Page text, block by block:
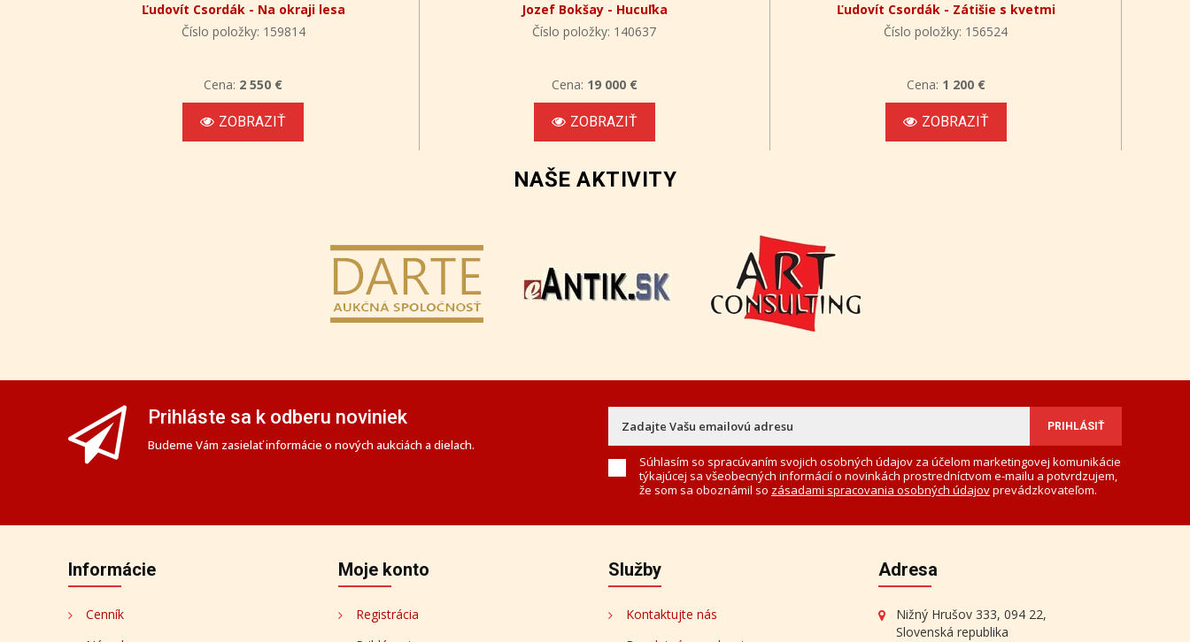
Ľudovít Csordák - Na okraji lesa
Číslo položky: 159814
Cena: 2 550 €
ZOBRAZIŤ
Jozef Bokšay - Hucuľka
Číslo položky: 140637
Cena: 19 000 €
ZOBRAZIŤ
Ľudovít Csordák - Zátišie s kvetmi
Číslo položky: 156524
Cena: 1 200 €
ZOBRAZIŤ
NAŠE AKTIVITY
Prihláste sa k odberu noviniek
Budeme Vám zasielať informácie o nových aukciách a dielach.
Súhlasím so spracúvaním svojich osobných údajov za účelom marketingovej komunikácie
týkajúcej sa všeobecných informácií o novinkách prostredníctvom e-mailu a potvrdzujem,
že som sa oboznámil so zásadami spracovania osobných údajovprevádzkovateľom.
Informácie
Cenník
Moje konto
Registrácia
Služby
Kontaktujte nás
Adresa
Nižný Hrušov 333, 094 22,
Slovenská republika